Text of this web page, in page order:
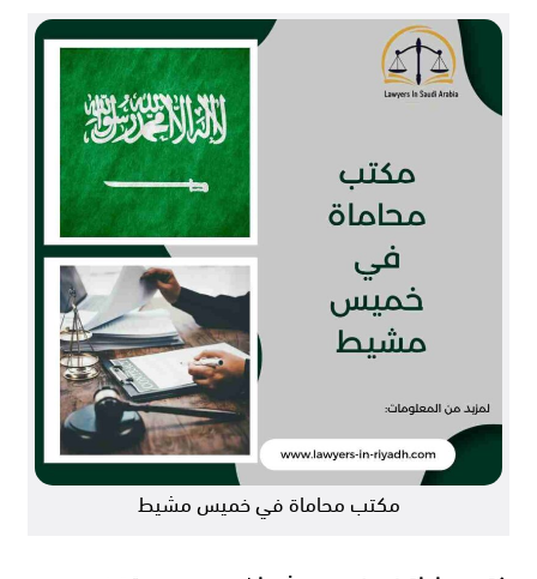
مكتب محاماة في خميس مشيط